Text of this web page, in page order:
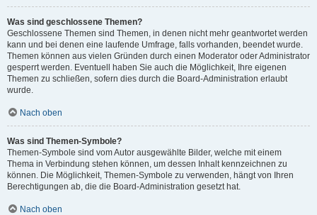
Was sind geschlossene Themen?
Geschlossene Themen sind Themen, in denen nicht mehr geantwortet werden
kann und bei denen eine laufende Umfrage, falls vorhanden, beendet wurde.
Themen können aus vielen Gründen durch einen Moderator oder Administrator
gesperrt werden. Eventuell haben Sie auch die Möglichkeit, Ihre eigenen
Themen zu schließen, sofern dies durch die Board-Administration erlaubt
wurde.
Nach oben
Was sind Themen-Symbole?
Themen-Symbole sind vom Autor ausgewählte Bilder, welche mit einem
Thema in Verbindung stehen können, um dessen Inhalt kennzeichnen zu
können. Die Möglichkeit, Themen-Symbole zu verwenden, hängt von Ihren
Berechtigungen ab, die die Board-Administration gesetzt hat.
Nach oben